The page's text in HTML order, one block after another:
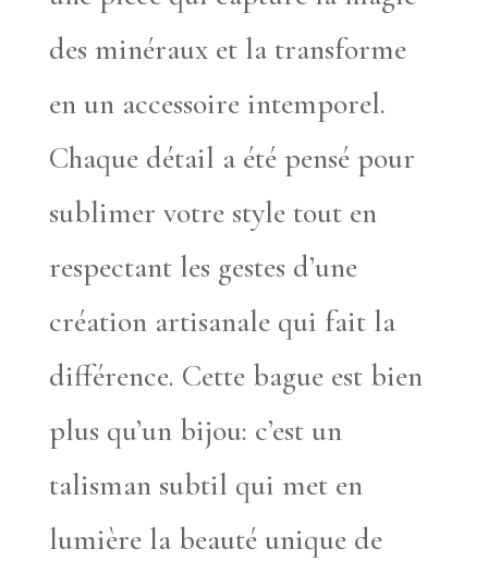
des minéraux et la transforme
en un accessoire intemporel.
Chaque détail a été pensé pour
sublimer votre style tout en
respectant les gestes d’une
création artisanale qui fait la
différence. Cette bague est bien
plus qu’un bijou: c’est un
talisman subtil qui met en
lumière la beauté unique de